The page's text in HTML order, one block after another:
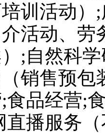
训活动）
介活动、
;自然科
销售预
食品经营;
直播服务